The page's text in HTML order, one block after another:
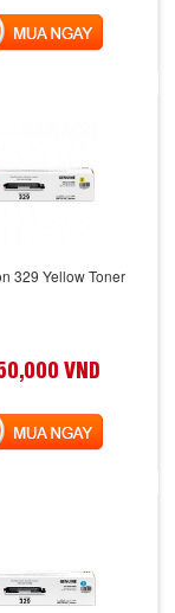
NGAY
329 Yellow Toner
VND
NGAY